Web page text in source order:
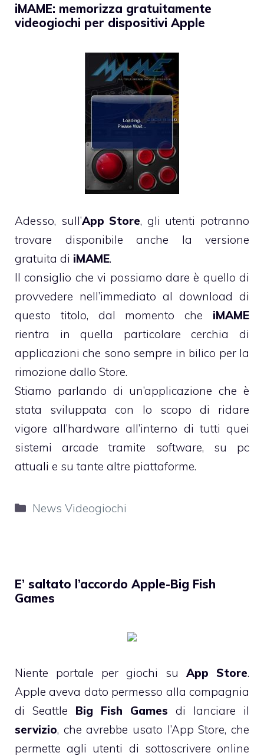
iMAME: memorizza gratuitamente
videogiochi per dispositivi Apple
Adesso, sull’App Store, gli utenti potranno
trovare disponibile anche la versione
gratuita di iMAME.
Il consiglio che vi possiamo dare è quello di
provvedere nell’immediato al download di
questo titolo, dal momento che iMAME
rientra in quella particolare cerchia di
applicazioni che sono sempre in bilico per la
rimozione dallo Store.
Stiamo parlando di un’applicazione che è
stata sviluppata con lo scopo di ridare
vigore all’hardware all’interno di tutti quei
sistemi arcade tramite software, su pc
attuali e su tante altre piattaforme.
Categorie
News Videogiochi
E’ saltato l’accordo Apple-Big Fish
Games
Niente portale per giochi su App Store.
Apple aveva dato permesso alla compagnia
di Seattle Big Fish Games di lanciare il
servizio, che avrebbe usato l’App Store, che
permette agli utenti di sottoscrivere online